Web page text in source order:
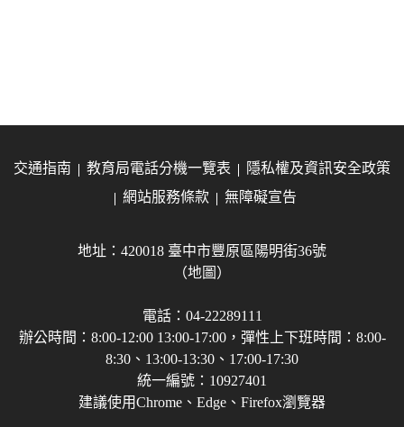
交通指南 教育局電話分機一覽表
隱私權及資訊安全政策
網站服務條款
無障礙宣告
地址：420018 臺中市豐原區陽明街36號
（地圖）
電話：04-22289111
辦公時間：8:00-12:00 13:00-17:00，彈性上下班時間：8:00-
8:30、13:00-13:30、17:00-17:30
統一編號：10927401
建議使用Chrome、Edge、Firefox瀏覽器